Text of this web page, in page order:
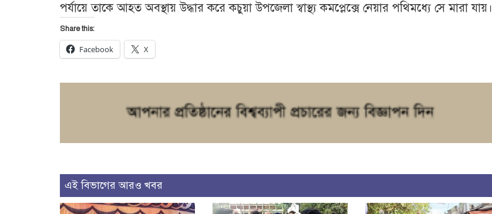
পর্যায়ে তাকে আহত অবস্থায় উদ্ধার করে কচুয়া উপজেলা স্বাস্থ্য কমপ্লেক্সে নেয়ার পথিমধ্যে সে মারা যায়।
Share this:
Facebook X
এই বিভাগের আরও খবর